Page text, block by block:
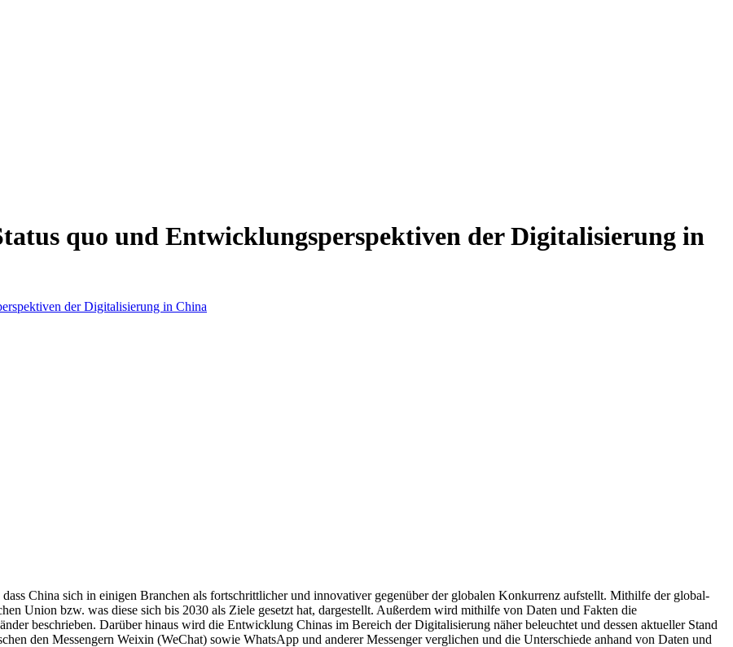
quo und Entwicklungsperspektiven der Digitalisierung in
China sich in einigen Branchen als fortschrittlicher und innovativer gegenüber der globalen Konkurrenz aufstellt. Mithilfe der global-
Union bzw. was diese sich bis 2030 als Ziele gesetzt hat, dargestellt. Außerdem wird mithilfe von Daten und Fakten die
beschrieben. Darüber hinaus wird die Entwicklung Chinas im Bereich der Digitalisierung näher beleuchtet und dessen aktueller Stand
den Messengern Weixin (WeChat) sowie WhatsApp und anderer Messenger verglichen und die Unterschiede anhand von Daten und